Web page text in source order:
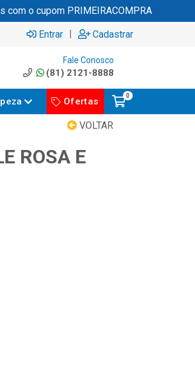
o cupom PRIMEIRACOMPRA
Entrar | Cadastrar
Fale Conosco
(81) 2121-8888
Ofertas
0
VOLTAR
ROSA E